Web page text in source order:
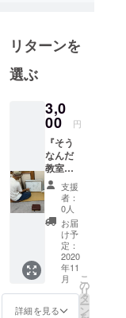
に寄り添っ
リターンを
選ぶ
3,0
00 円
『そう
なんだ
教室』
呼吸が
いかに
大事
か、研
究成果
の根本
的考え
方と実
践を行
うこと
で、
支援
者：
0人
お届
け予
定：
2020
年11
月
詳細を見る
こ
の
リ
タ
ー
ン